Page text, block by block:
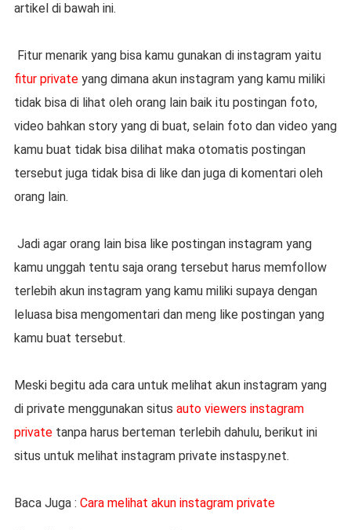
artikel di bawah ini.
Fitur menarik yang bisa kamu gunakan di instagram yaitu
fitur privateyang dimana akun instagram yang kamu miliki
tidak bisa di lihat oleh orang lain baik itu postingan foto,
video bahkan story yang di buat, selain foto dan video yang
kamu buat tidak bisa dilihat maka otomatis postingan
tersebut juga tidak bisa di like dan juga di komentari oleh
orang lain.
Jadi agar orang lain bisa like postingan instagram yang
kamu unggah tentu saja orang tersebut harus memfollow
terlebih akun instagram yang kamu miliki supaya dengan
leluasa bisa mengomentari dan meng like postingan yang
kamu buat tersebut.
Meski begitu ada cara untuk melihat akun instagram yang
di private menggunakan situs auto viewers instagram
privatetanpa harus berteman terlebih dahulu, berikut ini
situs untuk melihat instagram private instaspy.net.
Baca Juga : Cara melihat akun instagram private